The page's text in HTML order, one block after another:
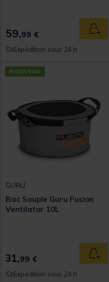
59,99 €
Expédition sous 24 h
NOUVEAU
GURU
Bac Souple Guru Fusion
Ventilator 10L
31,99 €
Expédition sous 24 h